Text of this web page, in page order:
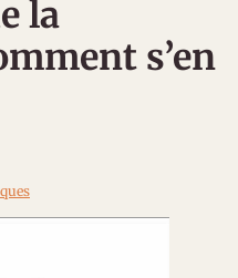
la
s’en